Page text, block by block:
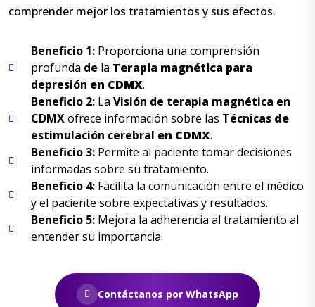
comprender mejor los tratamientos y sus efectos.
Beneficio 1: Proporciona una comprensión
profunda de la Terapia magnética para
depresión en CDMX.
Beneficio 2: La Visión de terapia magnética en
CDMXofrece información sobre las Técnicas de
estimulación cerebral en CDMX.
Beneficio 3: Permite al paciente tomar decisiones
informadas sobre su tratamiento.
Beneficio 4: Facilita la comunicación entre el médico
y el paciente sobre expectativas y resultados.
Beneficio 5: Mejora la adherencia al tratamiento al
entender su importancia.
Contáctanos por WhatsApp